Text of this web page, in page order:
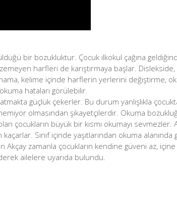
bir bozukluktur. Çocuk ilkokul çağına
harfleri de karıştırmaya başlar. Dislekside,
kelime içinde harflerin yerlerini değiştirme,
hataları görülebilir.
güçlük çekerler. Bu durum yanlışlıkla
olmasından şikayetçilerdir. Okuma
çocukların büyük bir kısmı okumayı sevmezler.
Sınıf içinde yaşıtlarından okuma alanında
zamanla çocukların kendine güveni az, içine
ailelere uyarıda bulundu.